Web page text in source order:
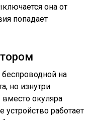
она от
попадает
на
но изнутри
окуляра
устройство работает